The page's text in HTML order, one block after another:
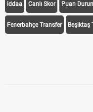
iddaa Canlı Skor Puan
Fenerbahçe Transfer Beşiktaş